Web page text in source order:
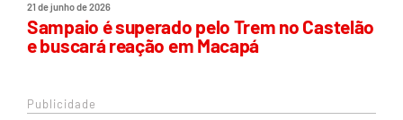
21 de junho de 2026
Sampaio é superado pelo Trem no Castelão
e buscará reação em Macapá
Publicidade